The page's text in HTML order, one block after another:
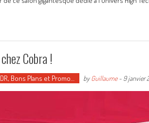
Cobra !
Bons Plans et Promo… byGuillaume- 9 janvier